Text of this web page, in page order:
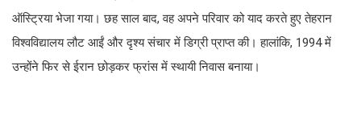
ऑस्ट्रिया भेजा गया। छह साल बाद, वह अपने परिवार को याद करते हुए तेहरान
विश्वविद्यालय लौट आईं और दृश्य संचार में डिग्री प्राप्त की। हालांकि, 1994 में
उन्होंने फिर से ईरान छोड़कर फ्रांस में स्थायी निवास बनाया।